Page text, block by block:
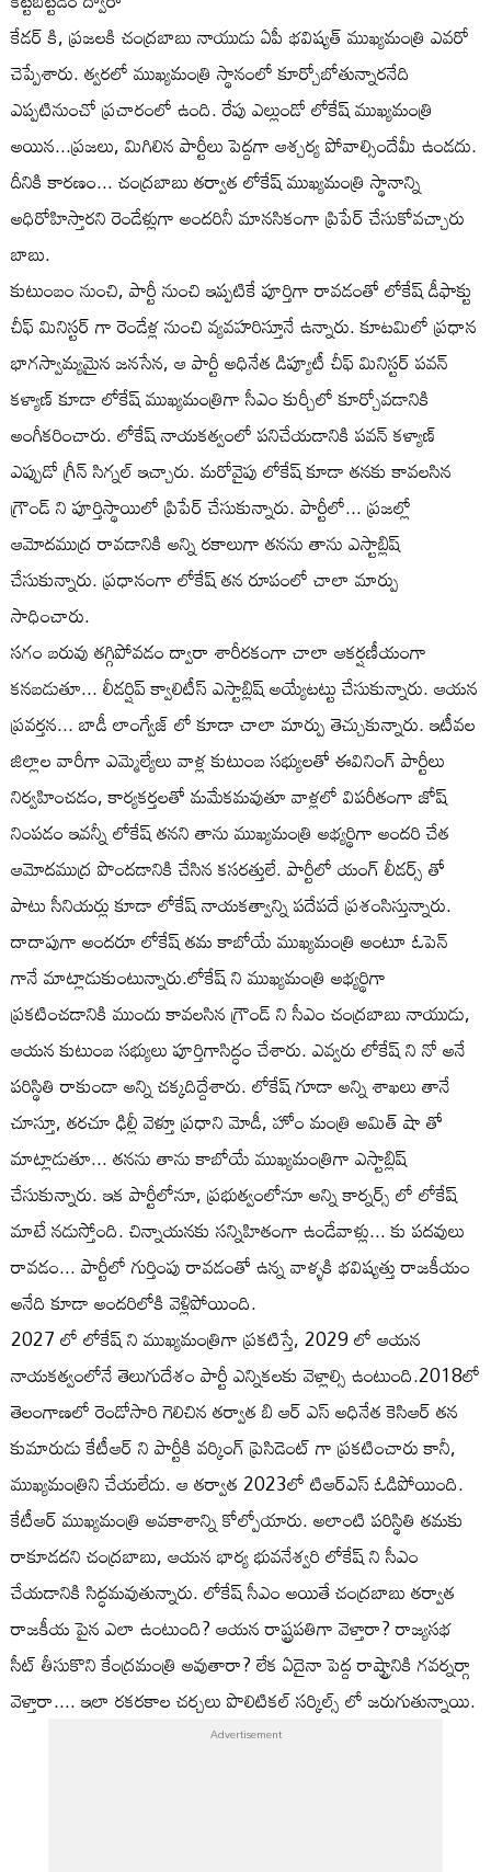
కేడర్ కి, ప్రజలకి చంద్రబాబు నాయుడు ఏపీ భవిష్యత్ ముఖ్యమంత్రి ఎవరో
చెప్పేశారు. త్వరలో ముఖ్యమంత్రి స్థానంలో కూర్చోబోతున్నారనేది
ఎప్పటినుంచో ప్రచారంలో ఉంది. రేపు ఎల్లుండో లోకేష్ ముఖ్యమంత్రి
అయిన...ప్రజలు, మిగిలిన పార్టీలు పెద్దగా ఆశ్చర్య పోవాల్సిందేమీ ఉండదు.
దీనికి కారణం... చంద్రబాబు తర్వాత లోకేష్ ముఖ్యమంత్రి స్థానాన్ని
అధిరోహిస్తారని రెండేళ్లుగా అందరినీ మానసికంగా ప్రిపేర్ చేసుకోవచ్చారు
బాబు.
కుటుంబం నుంచి, పార్టీ నుంచి ఇప్పటికే పూర్తిగా రావడంతో లోకేష్ డీఫాక్టు
చీఫ్ మినిస్టర్ గా రెండేళ్ల నుంచి వ్యవహరిస్తూనే ఉన్నారు. కూటమిలో ప్రధాన
భాగస్వామ్యమైన జనసేన, ఆ పార్టీ అధినేత డిప్యూటీ చీఫ్ మినిస్టర్ పవన్
కళ్యాణ్ కూడా లోకేష్ ముఖ్యమంత్రిగా సీఎం కుర్చీలో కూర్చోవడానికి
అంగీకరించారు. లోకేష్ నాయకత్వంలో పనిచేయడానికి పవన్ కళ్యాణ్
ఎప్పుడో గ్రీన్ సిగ్నల్ ఇచ్చారు. మరోవైపు లోకేష్ కూడా తనకు కావలసిన
గ్రౌండ్ ని పూర్తిస్థాయిలో ప్రిపేర్ చేసుకున్నారు. పార్టీలో... ప్రజల్లో
ఆమోదముద్ర రావడానికి అన్ని రకాలుగా తనను తాను ఎస్టాబ్లిష్
చేసుకున్నారు. ప్రధానంగా లోకేష్ తన రూపంలో చాలా మార్పు
సాధించారు.
సగం బరువు తగ్గిపోవడం ద్వారా శారీరకంగా చాలా ఆకర్షణీయంగా
కనబడుతూ... లీడర్షిప్ క్వాలిటీస్ ఎస్టాబ్లిష్ అయ్యేటట్టు చేసుకున్నారు. ఆయన
ప్రవర్తన... బాడీ లాంగ్వేజ్ లో కూడా చాలా మార్పు తెచ్చుకున్నారు. ఇటీవల
జిల్లాల వారీగా ఎమ్మెల్యేలు వాళ్ల కుటుంబ సభ్యులతో ఈవినింగ్ పార్టీలు
నిర్వహించడం, కార్యకర్తలతో మమేకమవుతూ వాళ్లలో విపరీతంగా జోష్
నింపడం ఇవన్నీ లోకేష్ తనని తాను ముఖ్యమంత్రి అభ్యర్థిగా అందరి చేత
ఆమోదముద్ర పొందడానికి చేసిన కసరత్తులే. పార్టీలో యంగ్ లీడర్స్ తో
పాటు సీనియర్లు కూడా లోకేష్ నాయకత్వాన్ని పదేపదే ప్రశంసిస్తున్నారు.
దాదాపుగా అందరూ లోకేష్ తమ కాబోయే ముఖ్యమంత్రి అంటూ ఓపెన్
గానే మాట్లాడుకుంటున్నారు.లోకేష్ ని ముఖ్యమంత్రి అభ్యర్థిగా
ప్రకటించడానికి ముందు కావలసిన గ్రౌండ్ ని సీఎం చంద్రబాబు నాయుడు,
ఆయన కుటుంబ సభ్యులు పూర్తిగాసిద్ధం చేశారు. ఎవ్వరు లోకేష్ ని నో అనే
పరిస్థితి రాకుండా అన్ని చక్కదిద్దేశారు. లోకేష్ గూడా అన్ని శాఖలు తానే
చూస్తూ, తరచూ ఢిల్లీ వెళ్తూ ప్రధాని మోడీ, హోం మంత్రి అమిత్ షా తో
మాట్లాడుతూ... తనను తాను కాబోయే ముఖ్యమంత్రిగా ఎస్టాబ్లిష్
చేసుకున్నారు. ఇక పార్టీలోనూ, ప్రభుత్వంలోనూ అన్ని కార్నర్స్ లో లోకేష్
మాటే నడుస్తోంది. చిన్నాయనకు సన్నిహితంగా ఉండేవాళ్లు... కు పదవులు
రావడం... పార్టీలో గుర్తింపు రావడంతో ఉన్న వాళ్ళకి భవిష్యత్తు రాజకీయం
అనేది కూడా అందరిలోకి వెళ్లిపోయింది.
2027 లో లోకేష్ ని ముఖ్యమంత్రిగా ప్రకటిస్తే, 2029 లో ఆయన
నాయకత్వంలోనే తెలుగుదేశం పార్టీ ఎన్నికలకు వెళ్లాల్సి ఉంటుంది.2018లో
తెలంగాణలో రెండోసారి గెలిచిన తర్వాత బి ఆర్ ఎస్ అధినేత కెసిఆర్ తన
కుమారుడు కేటీఆర్ ని పార్టీకి వర్కింగ్ ప్రెసిడెంట్ గా ప్రకటించారు కానీ,
ముఖ్యమంత్రిని చేయలేదు. ఆ తర్వాత 2023లో టిఆర్ఎస్ ఓడిపోయింది.
కేటీఆర్ ముఖ్యమంత్రి అవకాశాన్ని కోల్పోయారు. అలాంటి పరిస్థితి తమకు
రాకూడదని చంద్రబాబు, ఆయన భార్య భువనేశ్వరి లోకేష్ ని సీఎం
చేయడానికి సిద్ధమవుతున్నారు. లోకేష్ సీఎం అయితే చంద్రబాబు తర్వాత
రాజకీయ పైన ఎలా ఉంటుంది? ఆయన రాష్ట్రపతిగా వెళ్తారా? రాజ్యసభ
సీట్ తీసుకొని కేంద్రమంత్రి అవుతారా? లేక ఏదైనా పెద్ద రాష్ట్రానికి గవర్నర్గా
వెళ్తారా.... ఇలా రకరకాల చర్చలు పొలిటికల్ సర్కిల్స్ లో జరుగుతున్నాయి.